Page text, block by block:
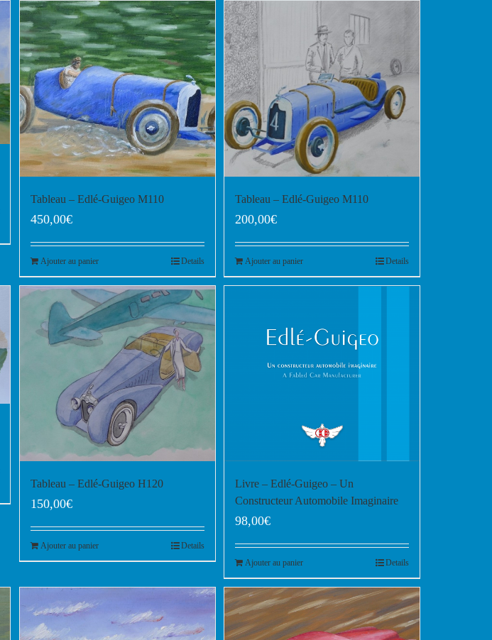
Tableau – Edlé-Guigeo M110
450,00€
Ajouter au panier Details
Tableau – Edlé-Guigeo M110
200,00€
Ajouter au panier Details
Tableau – Edlé-Guigeo H120
150,00€
Ajouter au panier Details
Livre – Edlé-Guigeo – Un
Constructeur Automobile Imaginaire
98,00€
Ajouter au panier Details